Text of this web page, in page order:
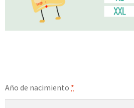
Año de nacimiento *